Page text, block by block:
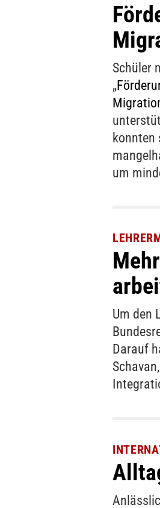
Schüler
„
konnten
um
Um den
Darauf